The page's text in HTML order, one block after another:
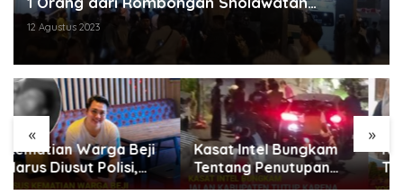
Meninggal
12 Agustus 2023
« »
Kasat Intel Bungkam
Tentang Penutupan
Jalan Karena Horeg di
Nama Bos Naneng
Terseret Dalam
Dugaan Kumpul Kebo,